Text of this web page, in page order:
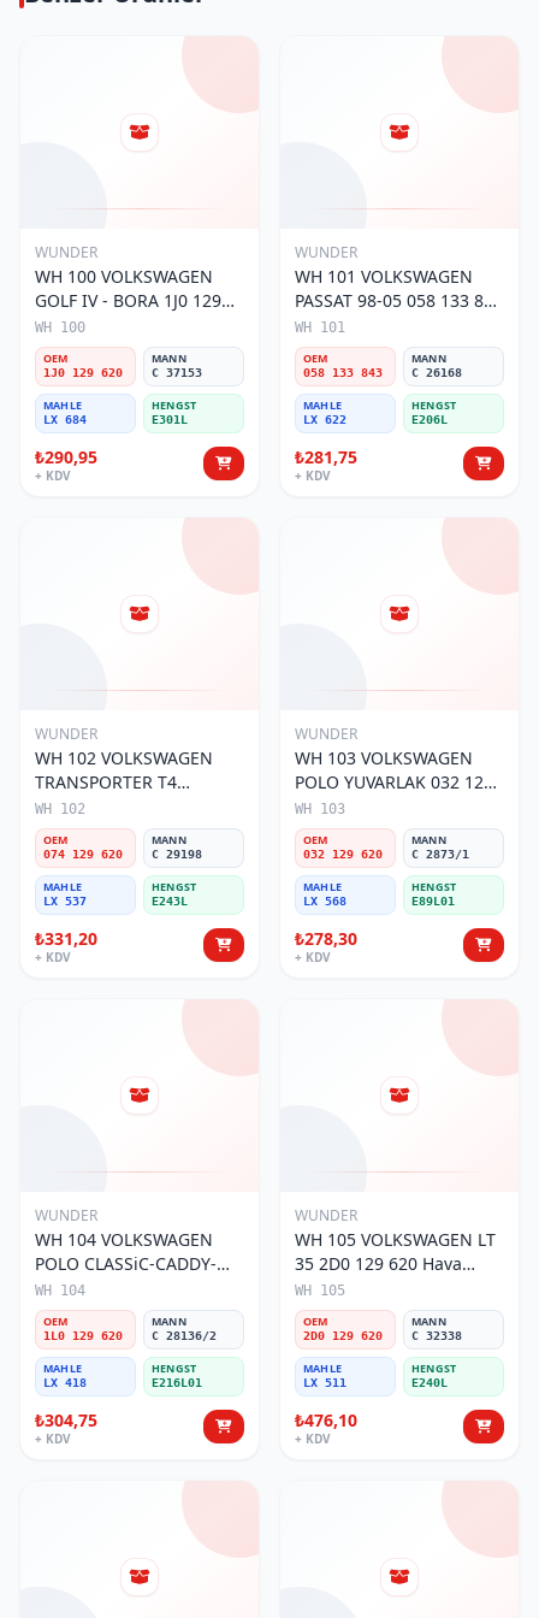
WUNDER
WH 100 VOLKSWAGEN
GOLF IV - BORA 1J0 129
620 Hava Filtresi
WH 100
OEM
1J0 129 620
MANN
C 37153
MAHLE
LX 684
HENGST
E301L
₺290,95
+ KDV
WUNDER
WH 101 VOLKSWAGEN
PASSAT 98-05 058 133 843
Hava Filtresi
WH 101
OEM
058 133 843
MANN
C 26168
MAHLE
LX 622
HENGST
E206L
₺281,75
+ KDV
WUNDER
WH 102 VOLKSWAGEN
TRANSPORTER T4
(SÜNGERSiZ) 074 129 620
Hava Filtresi
WH 102
OEM
074 129 620
MANN
C 29198
MAHLE
LX 537
HENGST
E243L
₺331,20
+ KDV
WUNDER
WH 103 VOLKSWAGEN
POLO YUVARLAK 032 129
620 Hava Filtresi
WH 103
OEM
032 129 620
MANN
C 2873/1
MAHLE
LX 568
HENGST
E89L01
₺278,30
+ KDV
WUNDER
WH 104 VOLKSWAGEN
POLO CLASSiC-CADDY-
SEAT iBiZA 1L0 129 620
Hava Filtresi
WH 104
OEM
1L0 129 620
MANN
C 28136/2
MAHLE
LX 418
HENGST
E216L01
₺304,75
+ KDV
WUNDER
WH 105 VOLKSWAGEN LT
35 2D0 129 620 Hava
Filtresi
WH 105
OEM
2D0 129 620
MANN
C 32338
MAHLE
LX 511
HENGST
E240L
₺476,10
+ KDV